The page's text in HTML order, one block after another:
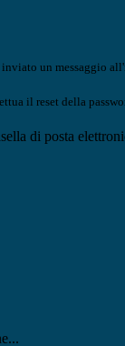
inviato un messaggio
il reset della
di posta